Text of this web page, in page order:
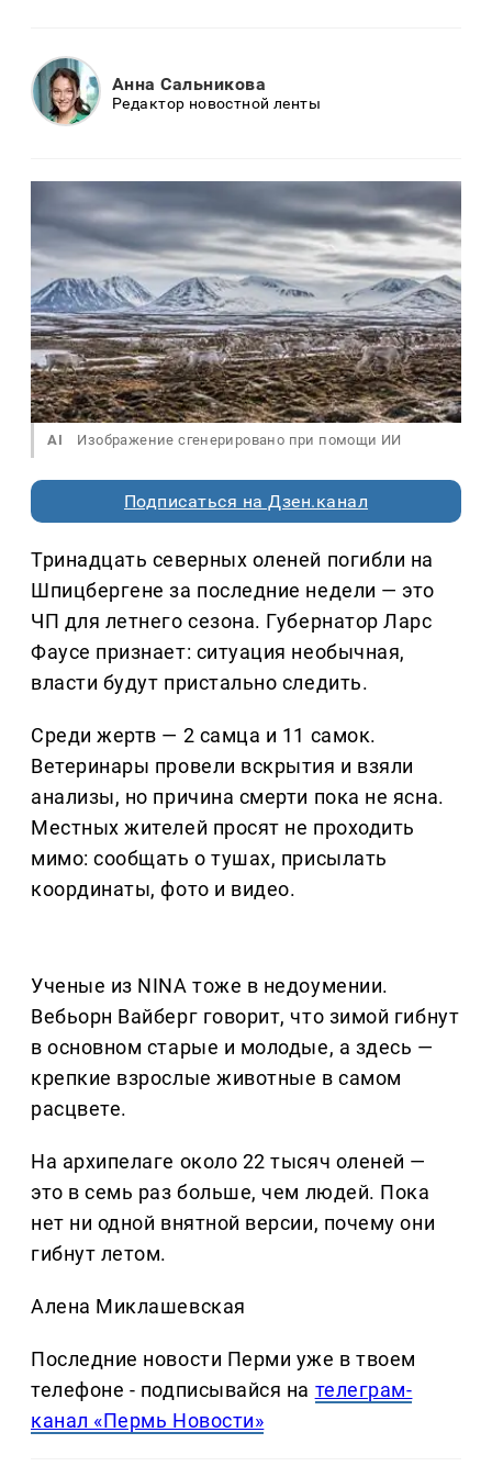
Анна Сальникова
Редактор новостной ленты
AI Изображение сгенерировано при помощи ИИ
Подписаться на Дзен.канал
Тринадцать северных оленей погибли на
Шпицбергене за последние недели — это
ЧП для летнего сезона. Губернатор Ларс
Фаусе признает: ситуация необычная,
власти будут пристально следить.
Среди жертв — 2 самца и 11 самок.
Ветеринары провели вскрытия и взяли
анализы, но причина смерти пока не ясна.
Местных жителей просят не проходить
мимо: сообщать о тушах, присылать
координаты, фото и видео.
Ученые из NINA тоже в недоумении.
Вебьорн Вайберг говорит, что зимой гибнут
в основном старые и молодые, а здесь —
крепкие взрослые животные в самом
расцвете.
На архипелаге около 22 тысяч оленей —
это в семь раз больше, чем людей. Пока
нет ни одной внятной версии, почему они
гибнут летом.
Алена Миклашевская
Последние новости Перми уже в твоем
телефоне - подписывайся на телеграм-
канал «Пермь Новости»